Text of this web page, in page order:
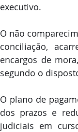
executivo.
O não
conciliação,
encargos de
segundo o
O plano de
dos prazos e
judiciais em